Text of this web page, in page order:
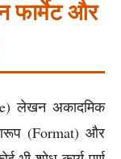
और
लेखन अकादमिक
(Format) और